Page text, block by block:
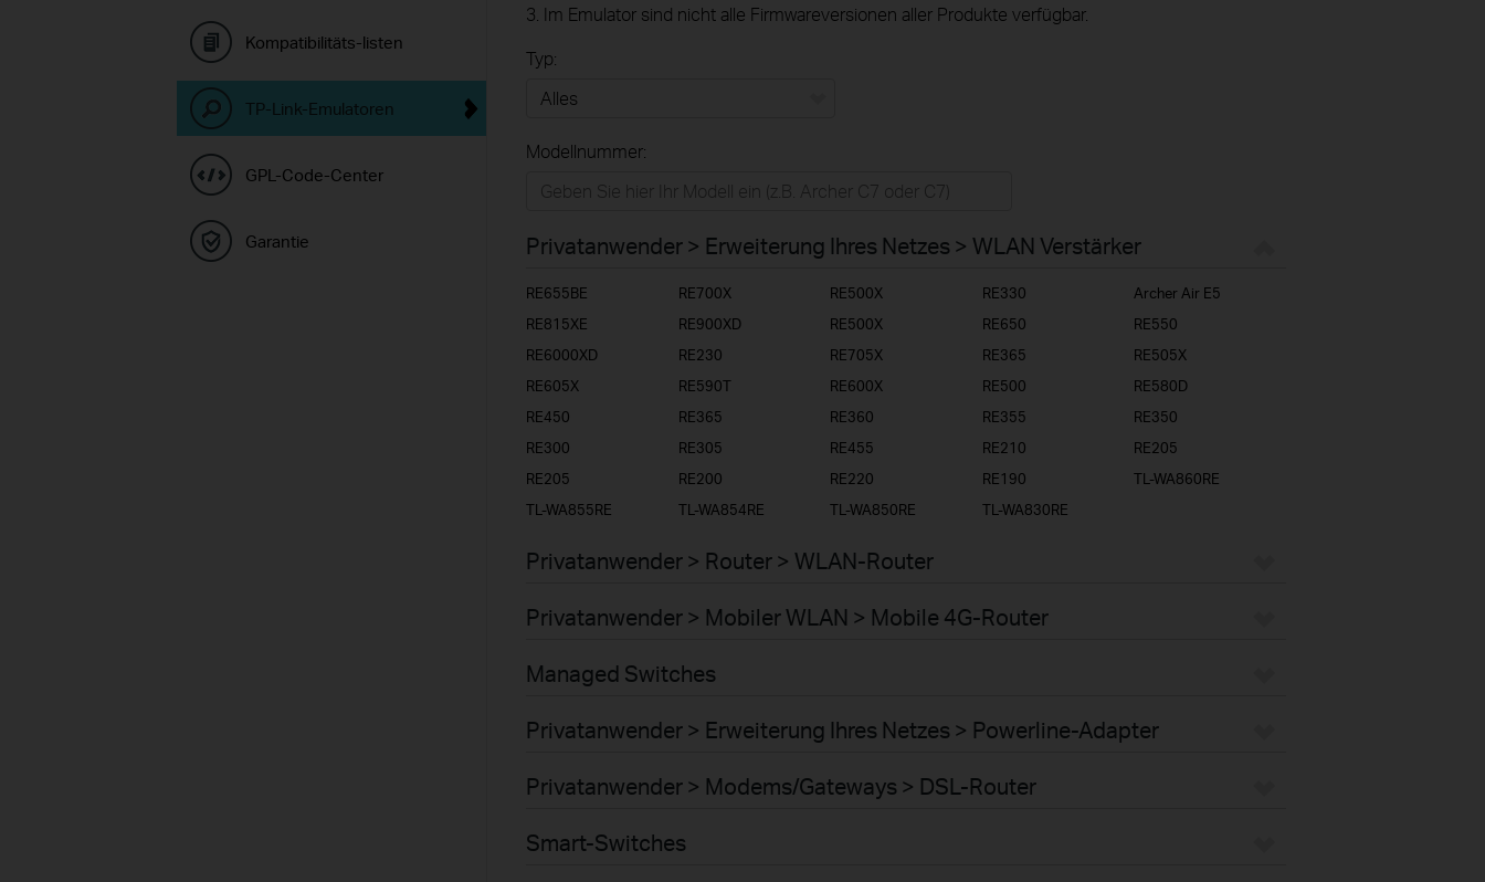
Kompatibilitäts-listen
TP-Link-Emulatoren
GPL-Code-Center
Garantie
3. Im Emulator sind nicht alle Firmwareversionen aller Produkte verfügbar.
Typ:
Businessanwender
Service-Provider
Modellnummer:
Privatanwender > Erweiterung Ihres Netzes > WLAN Verstärker
RE655BE RE700X RE500X RE330
Archer Air E5
RE815XE
RE900XD RE500X RE650
RE550
RE6000XD
RE230 RE705X RE365
RE505X
RE605X
RE590T RE600X RE500
RE580D
RE450
RE365 RE360 RE355
RE350
RE300
RE305 RE455 RE210
RE205
RE205
RE200 RE220 RE190
TL-WA860RE
TL-WA855RE
TL-WA854RE TL-WA850RE TL-WA830RE
Privatanwender > Router > WLAN-Router
Privatanwender > Mobiler WLAN > Mobile 4G-Router
Managed Switches
Privatanwender > Erweiterung Ihres Netzes > Powerline-Adapter
Privatanwender > Modems/Gateways > DSL-Router
Smart-Switches